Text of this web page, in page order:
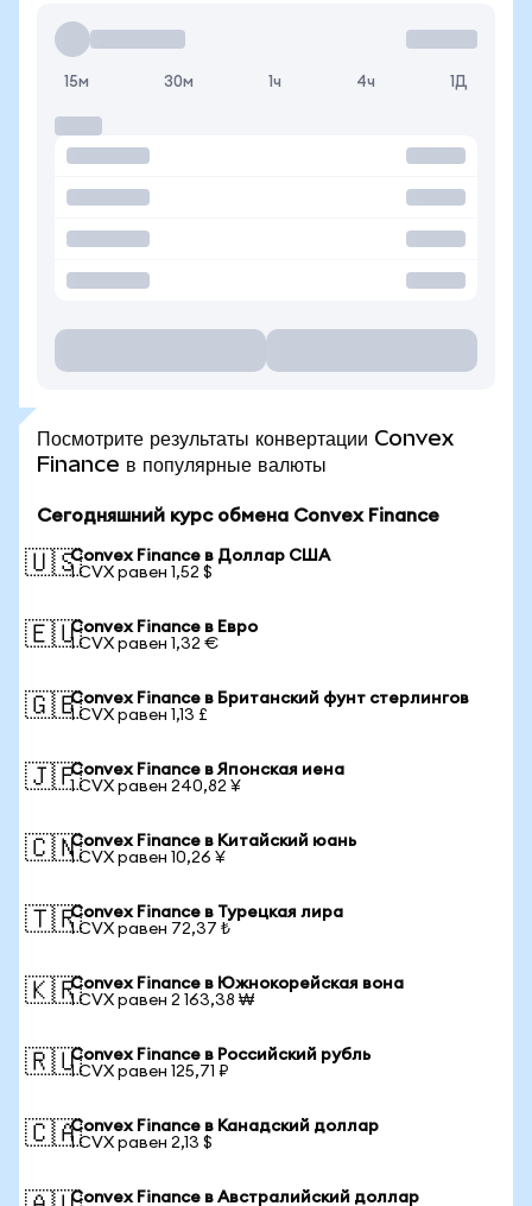
15м 30м 1ч 4ч 1Д
Посмотрите результаты конвертации Convex
Finance в популярные валюты
Сегодняшний курс обмена Convex Finance
🇺🇸Convex Finance в Доллар США
1 CVX равен 1,52 $
🇪🇺Convex Finance в Евро
1 CVX равен 1,32 €
🇬🇧Convex Finance в Британский фунт стерлингов
1 CVX равен 1,13 £
🇯🇵Convex Finance в Японская иена
1 CVX равен 240,82 ¥
🇨🇳Convex Finance в Китайский юань
1 CVX равен 10,26 ¥
🇹🇷Convex Finance в Турецкая лира
1 CVX равен 72,37 ₺
🇰🇷Convex Finance в Южнокорейская вона
1 CVX равен 2 163,38 ₩
🇷🇺Convex Finance в Российский рубль
1 CVX равен 125,71 ₽
🇨🇦Convex Finance в Канадский доллар
1 CVX равен 2,13 $
Convex Finance в Австралийский доллар